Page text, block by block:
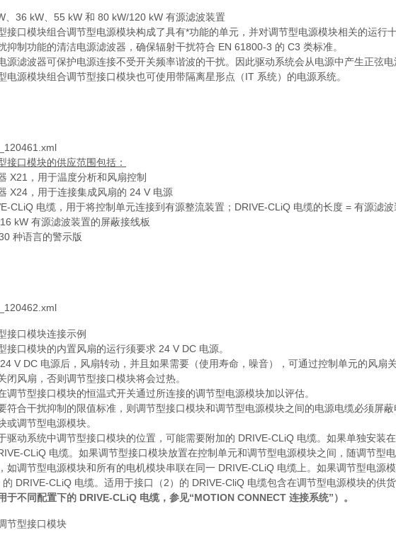
、36 kW、55 kW 和 80 kW/120 kW 有源滤波装置
接口模块组合调节型电源模块构成了具有*功能的单元，并对调节型电源模块相关的运行
抑制功能的清洁电源滤波器，确保辐射干扰符合 EN 61800‑3 的 C3 类标准。
源滤波器可保护电源连接不受开关频率谐波的干扰。因此驱动系统会从电源中产生正弦电
电源模块组合调节型接口模块也可使用带隔离星形点（IT 系统）的电源系统。
接口模块的供应范围包括：
X21，用于温度分析和风扇控制
X24，用于连接集成风扇的 24 V 电源
CLiQ 电缆，用于将控制单元连接到有源整流装置；DRIVE-CLiQ 电缆的长度 = 有源滤
kW 有源滤波装置的屏蔽接线板
种语言的警示版
接口模块连接示例
接口模块的内置风扇的运行须要求 24 V DC 电源。
V DC 电源后，风扇转动，并且如果需要（使用寿命，噪音），可通过控制单元的风扇
闭风扇，否则调节型接口模块将会过热。
调节型接口模块的恒温式开关通过所连接的调节型电源模块加以评估。
符合干扰抑制的限值标准，则调节型接口模块和调节型电源模块之间的电源电缆必须屏
或调节型电源模块。
驱动系统中调节型接口模块的位置，可能需要附加的 DRIVE-CLiQ 电缆。如果单独安装
CLiQ 电缆。如果调节型接口模块放置在控制单元和调节型电源模块之间，随调节型
如调节型电源模块和所有的电机模块串联在同一 DRIVE-CLiQ 电缆上。如果调节型电源
的 DRIVE-CLiQ 电缆。适用于接口（2）的 DRIVE-CliQ 电缆包含在调节型电源模块的供货
于不同配置下的 DRIVE-CLiQ 电缆，参见“MOTION CONNECT 连接系统”）。
节型接口模块